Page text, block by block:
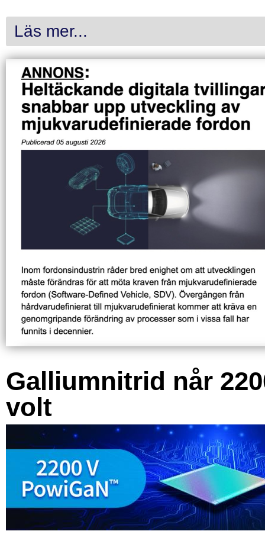
Läs mer...
Galliumnitrid når
volt